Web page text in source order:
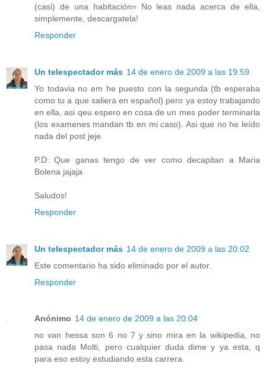
(casi) de una habitación= No leas nada acerca de ella,
simplemente, descargatela!
Responder
Un telespectador más 14 de enero de 2009 a las 19:59
Yo todavia no em he puesto con la segunda (tb esperaba
como tu a que saliera en español) pero ya estoy trabajando
en ella, asi qeu espero en cosa de un mes poder terminarla
(los examenes mandan tb en mi caso). Asi que no he leído
nada del post jeje
P.D: Que ganas tengo de ver como decapitan a Maria
Bolena jajaja
Saludos!
Responder
Un telespectador más 14 de enero de 2009 a las 20:02
Este comentario ha sido eliminado por el autor.
Responder
Anónimo 14 de enero de 2009 a las 20:04
no van hessa son 6 no 7 y sino mira en la wikipedia, no
pasa nada Molti, pero cualquier duda dime y ya esta, q
para eso estoy estudiando esta carrera.